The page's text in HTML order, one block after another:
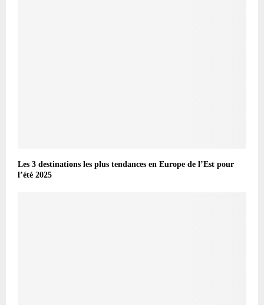
Les 3 destinations les plus tendances en Europe de l’Est pour
l’été 2025